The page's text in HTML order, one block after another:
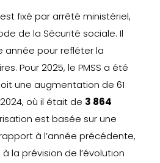
fixé par arrêté ministériel,
de la Sécurité sociale. Il
année pour refléter la
Pour 2025, le PMSS a été
une augmentation de 61
où il était de 3 864
est basée sur une
à l’année précédente,
la prévision de l’évolution